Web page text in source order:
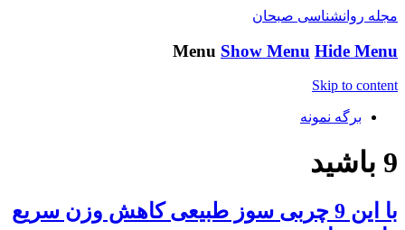
مجله روانشناسی صبحان
Menu Show Menu Hide Menu
Skip to content
برگه نمونه
9 باشید
با این 9 چربی سوز طبیعی کاهش وزن سریع